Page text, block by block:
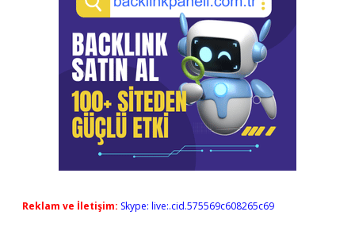
Reklam ve İletişim: Skype: live:.cid.575569c608265c69